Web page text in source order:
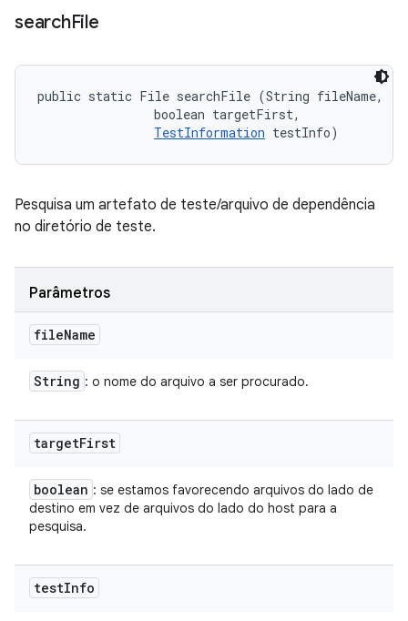
searchFile
public static File searchFile (String fileName,
                boolean targetFirst,
TestInformation testInfo)
Pesquisa um artefato de teste/arquivo de dependência
no diretório de teste.
Parâmetros
fileName
String : o nome do arquivo a ser procurado.
targetFirst
boolean : se estamos favorecendo arquivos do lado de
destino em vez de arquivos do lado do host para a
pesquisa.
testInfo